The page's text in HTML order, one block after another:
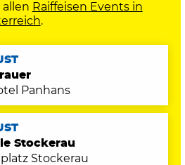
allen Raiffeisen Events in
.
Panhans
Stockerau
Stockerau